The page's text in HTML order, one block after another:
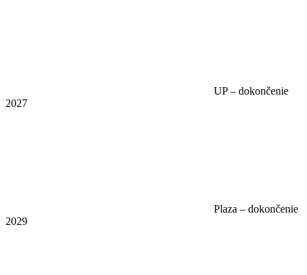
UP – dokončenie
2027
Plaza – dokončenie
2029